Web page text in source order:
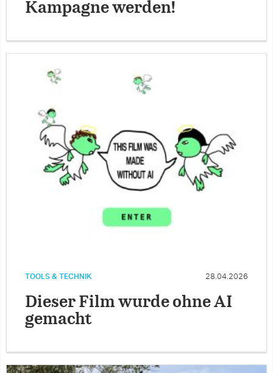
Kampagne werden!
TOOLS & TECHNIK 28.04.2026
Dieser Film wurde ohne AI
gemacht